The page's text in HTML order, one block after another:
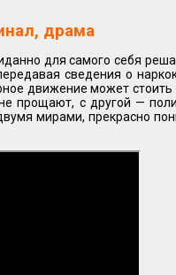
драма
для самого себя
сведения о
движение может
прощают, с другой —
мирами, прекрасно